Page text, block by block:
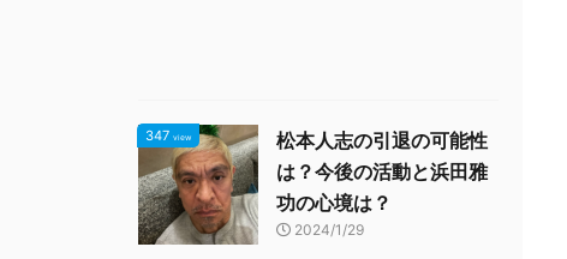
347 view
松本人志の引退の可能性
は？今後の活動と浜田雅
功の心境は？
2024/1/29